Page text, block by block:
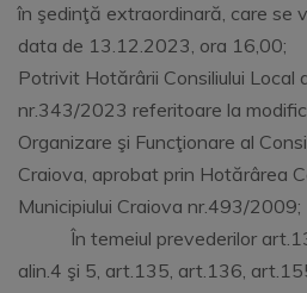
în şedinţă extraordinară, care se
data de 13.12.2023, ora 16,00;
Potrivit Hotărârii Consiliului Local
nr.343/2023 referitoare la
Organizare şi Funcţionare al
Craiova, aprobat prin Hotărârea
Municipiului Craiova nr.493/2009;
În temeiul prevederilor
alin.4 şi 5, art.135, art.136,